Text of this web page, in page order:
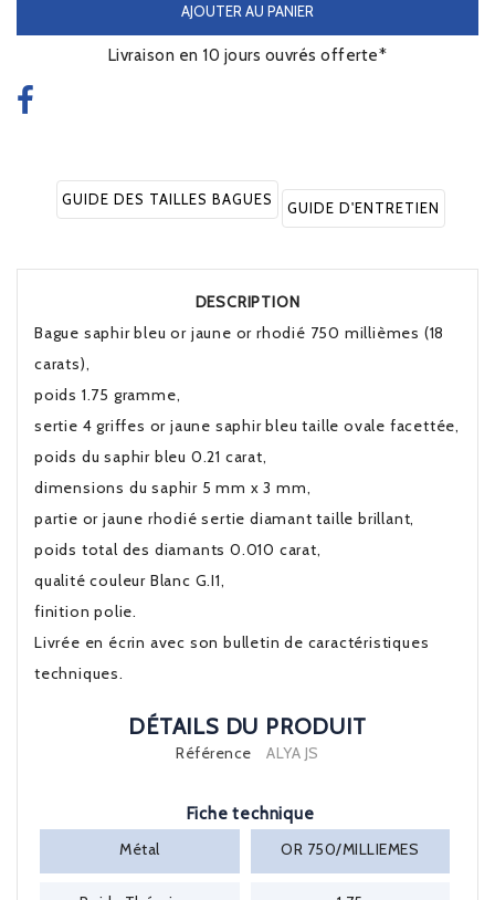
AJOUTER AU PANIER
Livraison en 10 jours ouvrés offerte*
GUIDE DES TAILLES BAGUES GUIDE D'ENTRETIEN
DESCRIPTION
Bague saphir bleu or jaune or rhodié 750 millièmes (18
carats),
poids 1.75 gramme,
sertie 4 griffes or jaune saphir bleu taille ovale facettée,
poids du saphir bleu 0.21 carat,
dimensions du saphir 5 mm x 3 mm,
partie or jaune rhodié sertie diamant taille brillant,
poids total des diamants 0.010 carat,
qualité couleur Blanc G.I1,
finition polie.
Livrée en écrin avec son bulletin de caractéristiques
techniques.
DÉTAILS DU PRODUIT
Référence ALYA JS
Fiche technique
Métal
OR 750/MILLIEMES